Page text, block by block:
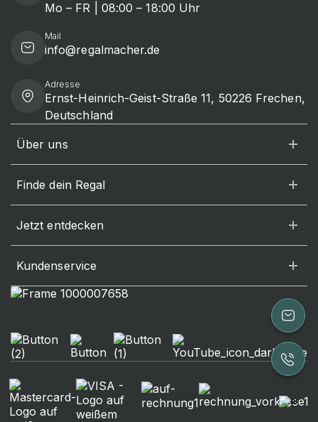
Mo – FR | 08:00 – 18:00 Uhr
Mail
info@regalmacher.de
Adresse
Ernst-Heinrich-Geist-Straße 11, 50226 Frechen,
Deutschland
Über uns
Finde dein Regal
Jetzt entdecken
Kundenservice